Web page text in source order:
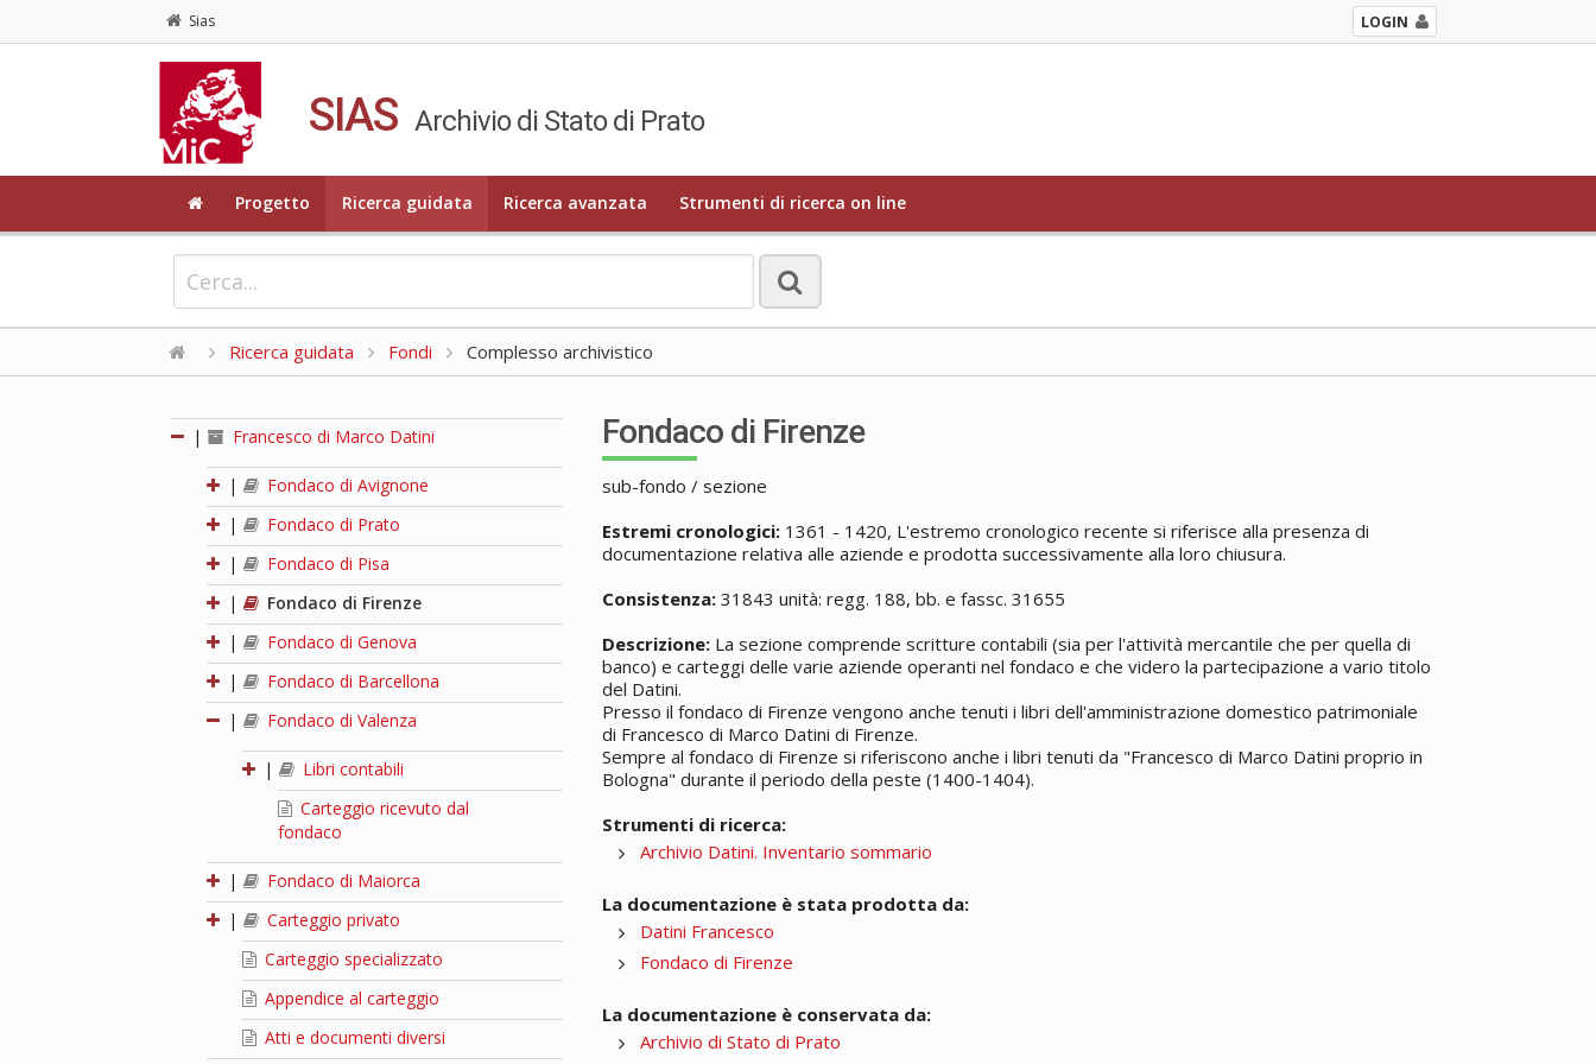
Sias LOGIN
SIAS Archivio di Stato di Prato
Progetto Ricerca guidata Ricerca avanzata Strumenti di ricerca on line
Ricerca guidata Fondi Complesso archivistico
| Francesco di Marco Datini
|
Fondaco di Avignone
|
Fondaco di Prato
|
Fondaco di Pisa
|
Fondaco di Firenze
|
Fondaco di Genova
|
Fondaco di Barcellona
|
Fondaco di Valenza
|
Libri contabili
Carteggio ricevuto dal
fondaco
|
Fondaco di Maiorca
|
Carteggio privato
Carteggio specializzato
Appendice al carteggio
Atti e documenti diversi
Fondaco di Firenze
sub-fondo / sezione
Estremi cronologici: 1361 - 1420, L'estremo cronologico recente si riferisce alla presenza di
documentazione relativa alle aziende e prodotta successivamente alla loro chiusura.
Consistenza: 31843 unità: regg. 188, bb. e fassc. 31655
Descrizione: La sezione comprende scritture contabili (sia per l'attività mercantile che per quella di
banco) e carteggi delle varie aziende operanti nel fondaco e che videro la partecipazione a vario titolo
del Datini.
Presso il fondaco di Firenze vengono anche tenuti i libri dell'amministrazione domestico patrimoniale
di Francesco di Marco Datini di Firenze.
Sempre al fondaco di Firenze si riferiscono anche i libri tenuti da "Francesco di Marco Datini proprio in
Bologna" durante il periodo della peste (1400-1404).
Strumenti di ricerca:
Archivio Datini. Inventario sommario
La documentazione è stata prodotta da:
Datini Francesco
Fondaco di Firenze
La documentazione è conservata da:
Archivio di Stato di Prato